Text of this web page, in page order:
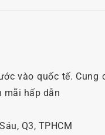
vào quốc tế. Cung
mãi hấp dẫn
Q3, TPHCM